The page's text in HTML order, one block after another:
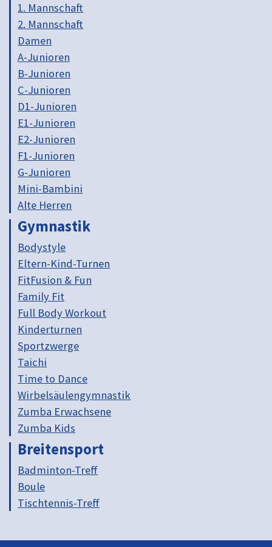
1. Mannschaft
2. Mannschaft
Damen
A-Junioren
B-Junioren
C-Junioren
D1-Junioren
E1-Junioren
E2-Junioren
F1-Junioren
G-Junioren
Mini-Bambini
Alte Herren
Gymnastik
Bodystyle
Eltern-Kind-Turnen
FitFusion & Fun
Family Fit
Full Body Workout
Kinderturnen
Sportzwerge
Taichi
Time to Dance
Wirbelsäulengymnastik
Zumba Erwachsene
Zumba Kids
Breitensport
Badminton-Treff
Boule
Tischtennis-Treff